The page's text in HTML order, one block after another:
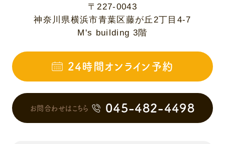
〒227-0043
神奈川県横浜市青葉区藤が丘2丁目4-7
M's building 3階
24時間オンライン予約
お問合わせはこちら 045-482-4498